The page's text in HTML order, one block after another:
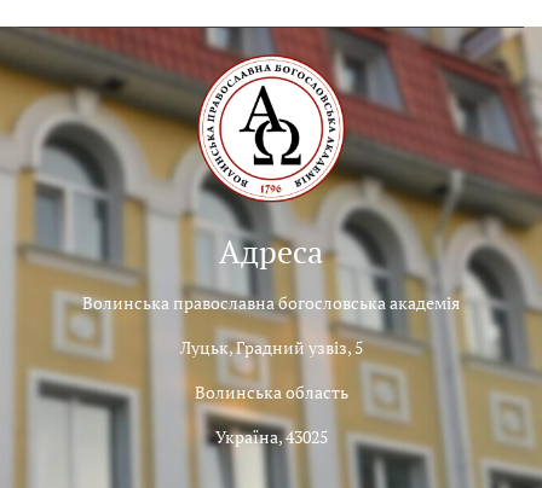
Адреса
Волинська православна богословська академія
Луцьк, Градний узвіз, 5
Волинська область
Україна, 43025